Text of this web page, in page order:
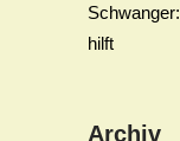
hilft
Archiv